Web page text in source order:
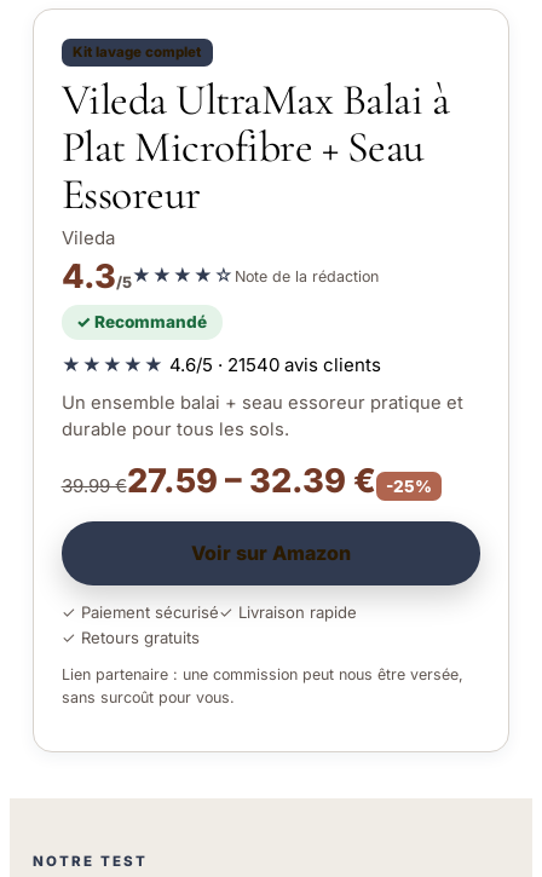
Kit lavage complet
Vileda UltraMax Balai à
Plat Microfibre + Seau
Essoreur
Vileda
4.3/5★★★★☆ Note de la rédaction
✓ Recommandé
★★★★★ 4.6/5 · 21540 avis clients
Un ensemble balai + seau essoreur pratique et
durable pour tous les sols.
39.99 €27.59 – 32.39 € -25%
Voir sur Amazon
✓ Paiement sécurisé✓ Livraison rapide
✓ Retours gratuits
Lien partenaire : une commission peut nous être versée,
sans surcoût pour vous.
NOTRE TEST